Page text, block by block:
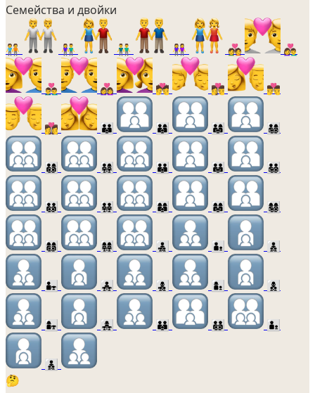
Семейства и двойки
🧑‍🤝‍🧑 👫 👬 👭 💑 👩‍❤️‍👨
👨‍❤️‍👨 👩‍❤️‍👩 💏 👩‍❤️‍💋‍👨 👨‍❤️‍💋‍👨
👩‍❤️‍💋‍👩 👪 👨‍👩‍👦 👨‍👩‍👧 👨‍👩‍👧‍👦
👨‍👩‍👦‍👦 👨‍👩‍👧‍👧 👨‍👨‍👦 👨‍👨‍👧 👨‍👨‍👧‍👦
👨‍👨‍👦‍👦 👨‍👨‍👧‍👧 👩‍👩‍👦 👩‍👩‍👧 👩‍👩‍👧‍👦
👩‍👩‍👦‍👦 👩‍👩‍👧‍👧 👨‍👧‍👦 👨‍👦 👨‍👦‍👦
👨‍👧 👨‍👧‍👧 👩‍👧‍👦 👩‍👦 👩‍👦‍👦
👩‍👧 👩‍👧‍👧 🧑‍🧑‍🧒 🧑‍🧑‍🧒‍🧒 🧑‍🧒
🧑‍🧒‍🧒
🤔